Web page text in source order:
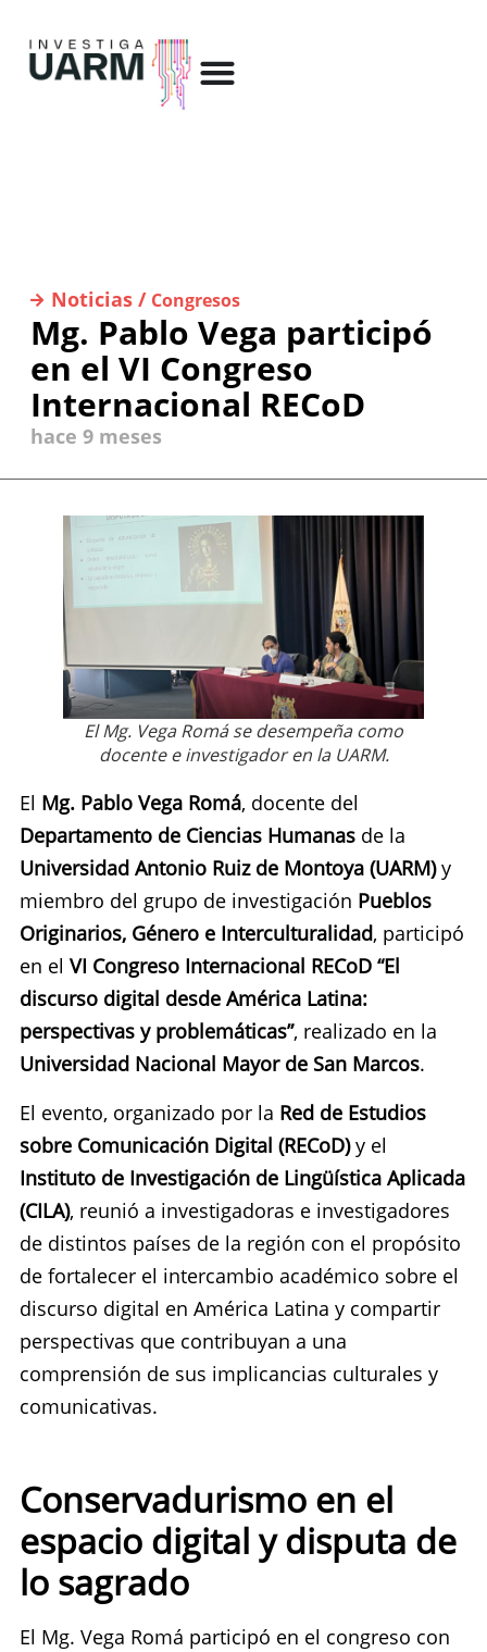
Noticias / Congresos
Mg. Pablo Vega participó
en el VI Congreso
Internacional RECoD
hace 9 meses
El Mg. Vega Romá se desempeña como
docente e investigador en la UARM.
El Mg. Pablo Vega Romá, docente del
Departamento de Ciencias Humanas de la
Universidad Antonio Ruiz de Montoya (UARM) y
miembro del grupo de investigación Pueblos
Originarios, Género e Interculturalidad, participó
en el VI Congreso Internacional RECoD “El
discurso digital desde América Latina:
perspectivas y problemáticas”, realizado en la
Universidad Nacional Mayor de San Marcos.
El evento, organizado por la Red de Estudios
sobre Comunicación Digital (RECoD)y el
Instituto de Investigación de Lingüística Aplicada
(CILA), reunió a investigadoras e investigadores
de distintos países de la región con el propósito
de fortalecer el intercambio académico sobre el
discurso digital en América Latina y compartir
perspectivas que contribuyan a una
comprensión de sus implicancias culturales y
comunicativas.
Conservadurismo en el
espacio digital y disputa de
lo sagrado
El Mg. Vega Romá participó en el congreso con